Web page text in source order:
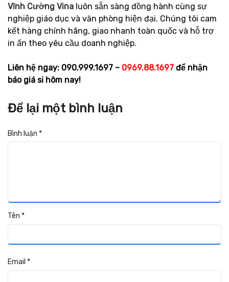
Vĩnh Cường Vina luôn sẵn sàng đồng hành cùng sự
nghiệp giáo dục và văn phòng hiện đại. Chúng tôi cam
kết hàng chính hãng, giao nhanh toàn quốc và hỗ trợ
in ấn theo yêu cầu doanh nghiệp.
Liên hệ ngay: 090.999.1697 – 0969.88.1697 để nhận
báo giá sỉ hôm nay!
Để lại một bình luận
Bình luận *
Tên *
Email *